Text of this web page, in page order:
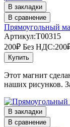
В закладки
В сравнение
Прямоугольный
Артикул:T00315
200₽ Без
Купить
Этот магнит
наших рисунков.
В закладки
В сравнение